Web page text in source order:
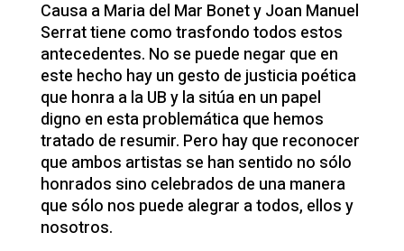
Causa a Maria del Mar Bonet y Joan Manuel
Serrat tiene como trasfondo todos estos
antecedentes. No se puede negar que en
este hecho hay un gesto de justicia poética
que honra a la UB y la sitúa en un papel
digno en esta problemática que hemos
tratado de resumir. Pero hay que reconocer
que ambos artistas se han sentido no sólo
honrados sino celebrados de una manera
que sólo nos puede alegrar a todos, ellos y
nosotros.